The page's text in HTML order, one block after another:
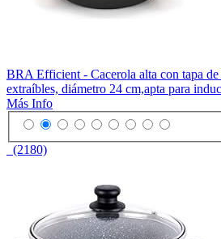
BRA Efficient - Cacerola alta con tapa de
extraíbles, diámetro 24 cm,apta para
Más Info
(2180)